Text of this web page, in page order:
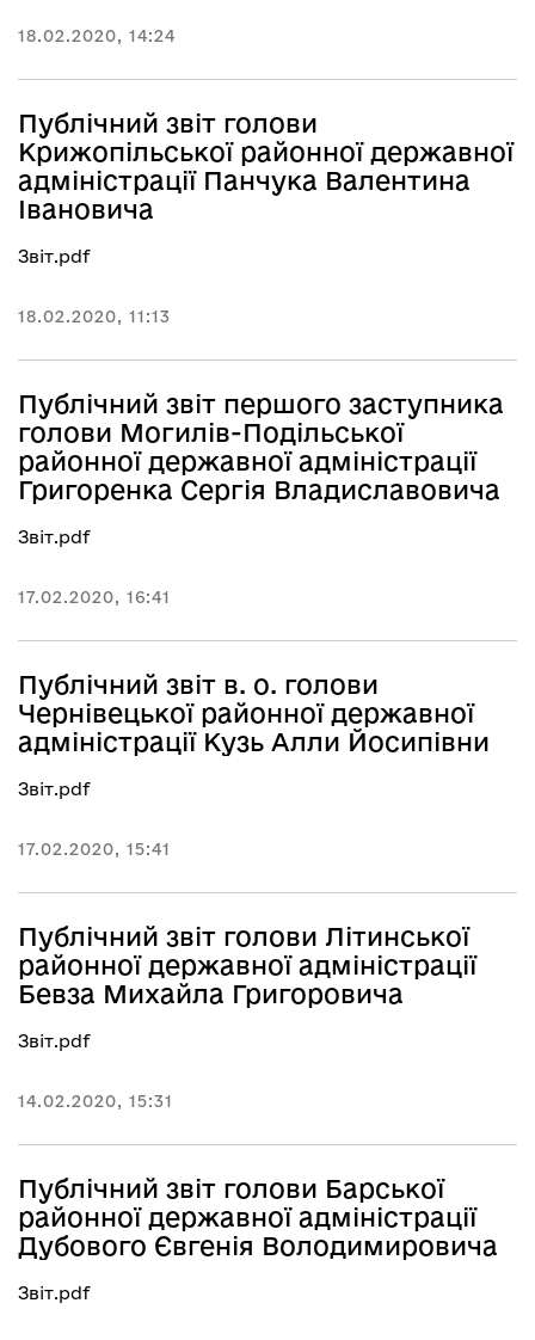
18.02.2020, 14:24
Публічний звіт голови
Крижопільської районної державної
адміністрації Панчука Валентина
Івановича
Звіт.pdf
18.02.2020, 11:13
Публічний звіт першого заступника
голови Могилів-Подільської
районної державної адміністрації
Григоренка Сергія Владиславовича
Звіт.pdf
17.02.2020, 16:41
Публічний звіт в. о. голови
Чернівецької районної державної
адміністрації Кузь Алли Йосипівни
Звіт.pdf
17.02.2020, 15:41
Публічний звіт голови Літинської
районної державної адміністрації
Бевза Михайла Григоровича
Звіт.pdf
14.02.2020, 15:31
Публічний звіт голови Барської
районної державної адміністрації
Дубового Євгенія Володимировича
Звіт.pdf